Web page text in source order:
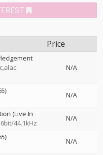
Price
N/A
N/A
(Live In
44.1kHz
N/A
N/A